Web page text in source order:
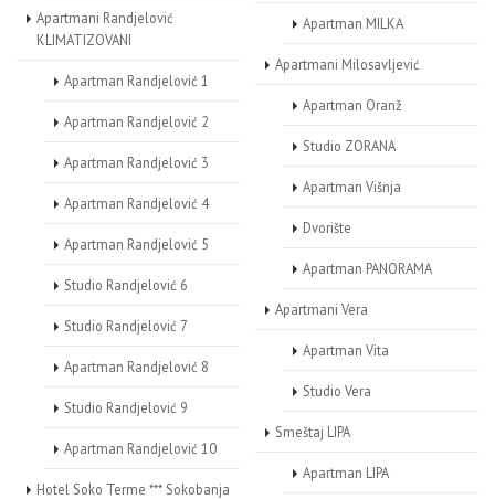
Apartmani Randjelović
KLIMATIZOVANI
Apartman Randjelović 1
Apartman Randjelović 2
Apartman Randjelović 3
Apartman Randjelović 4
Apartman Randjelović 5
Studio Randjelović 6
Studio Randjelović 7
Apartman Randjelović 8
Studio Randjelović 9
Apartman Randjelović 10
Hotel Soko Terme *** Sokobanja
Apartman MILKA
Apartmani Milosavljević
Apartman Oranž
Studio ZORANA
Apartman Višnja
Dvorište
Apartman PANORAMA
Apartmani Vera
Apartman Vita
Studio Vera
Smeštaj LIPA
Apartman LIPA